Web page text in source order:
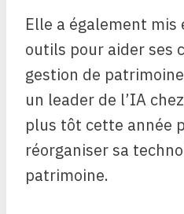
Elle a également
outils pour aider ses
gestion de
un leader de l’IA
plus tôt cette année
réorganiser sa
patrimoine.